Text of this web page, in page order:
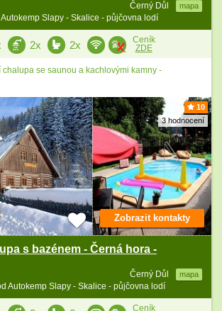
Černý Důl mapa
Slapy - Skalice - půjčovna lodí
2x 2x
Ceník
ZDE
chalupa se saunou a kachlovými kamny -
10
3 hodnocení
s bazénem - Černá hora -
Černý Důl mapa
Autokemp Slapy - Skalice - půjčovna lodí
Zobrazit kontakty
Ceník